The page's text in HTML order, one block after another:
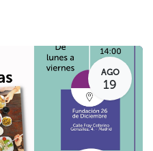
AGO
19